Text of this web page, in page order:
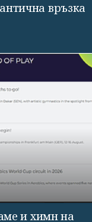
връзка
и химн на